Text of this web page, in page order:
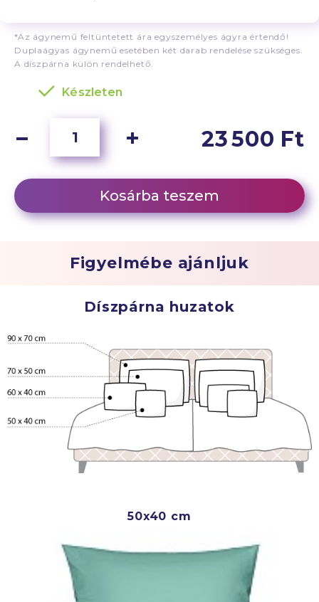
*Az ágynemű feltüntetett ára egyszemélyes ágyra értendő!
Duplaágyas ágynemű esetében két darab rendelése szükséges.
A díszpárna külön rendelhető.
Készleten
23 500 Ft
Kosárba teszem
Figyelmébe ajánljuk
Díszpárna huzatok
50x40 cm